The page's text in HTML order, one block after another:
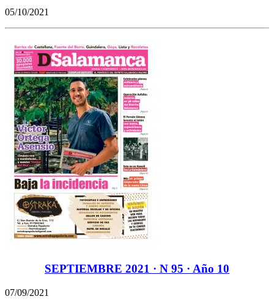
05/10/2021
SEPTIEMBRE 2021 · N 95 · Año 10
07/09/2021